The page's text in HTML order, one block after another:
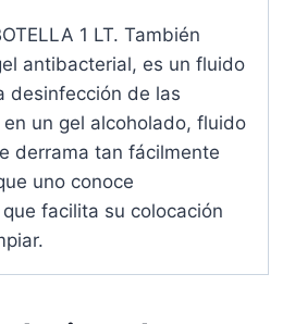
1 LT. También
antibacterial, es un fluido
desinfección de las
un gel alcoholado, fluido
derrama tan fácilmente
uno conoce
facilita su colocación